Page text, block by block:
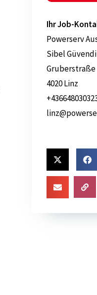
Ihr Job-
Powerserv
Sibel
Gruberstraße
4020 Linz